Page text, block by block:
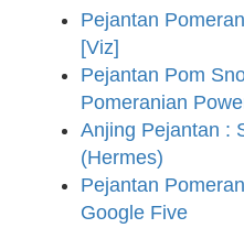
Pejantan
[Viz]
Pejantan Pom
Pomeranian
Anjing Pejantan :
(Hermes)
Pejantan
Google Five